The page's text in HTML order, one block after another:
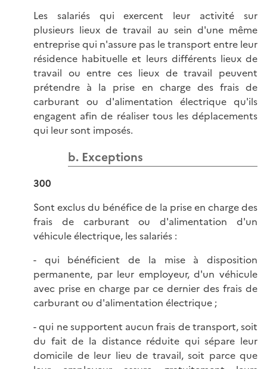
Les salariés qui exercent leur activité sur
plusieurs lieux de travail au sein d'une même
entreprise qui n'assure pas le transport entre leur
résidence habituelle et leurs différents lieux de
travail ou entre ces lieux de travail peuvent
prétendre à la prise en charge des frais de
carburant ou d'alimentation électrique qu'ils
engagent afin de réaliser tous les déplacements
qui leur sont imposés.
b. Exceptions
300
Sont exclus du bénéfice de la prise en charge des
frais de carburant ou d'alimentation d'un
véhicule électrique, les salariés :
- qui bénéficient de la mise à disposition
permanente, par leur employeur, d'un véhicule
avec prise en charge par ce dernier des frais de
carburant ou d'alimentation électrique ;
- qui ne supportent aucun frais de transport, soit
du fait de la distance réduite qui sépare leur
domicile de leur lieu de travail, soit parce que